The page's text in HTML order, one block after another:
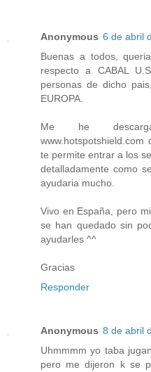
Anonymous 6 de abril
Buenas a todos,
respecto a CABAL
personas de dicho
EUROPA.
Me he
te permite entrar a los
detalladamente como
ayudaria mucho.
Vivo en España, pero
se han quedado sin
ayudarles ^^
Gracias
Responder
Anonymous 8 de abril
Uhmmmm yo taba
pero me dijeron k se